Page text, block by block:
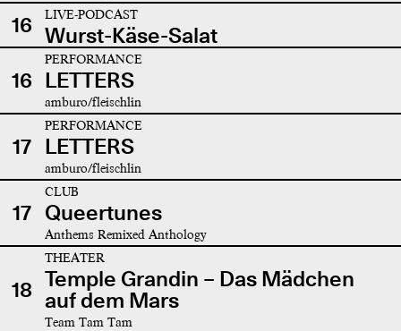
16 LIVE-PODCAST
Wurst-Käse-Salat
16
PERFORMANCE
LETTERS
amburo/fleischlin
17
PERFORMANCE
LETTERS
amburo/fleischlin
17
CLUB
Queertunes
Anthems Remixed Anthology
18
THEATER
Temple Grandin – Das Mädchen
auf dem Mars
Team Tam Tam